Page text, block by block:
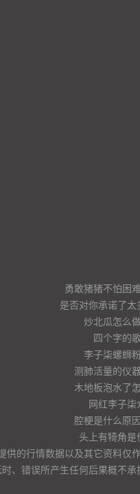
勇敢猪猪不怕困
是否对你承诺了
炒北瓜怎么
四个字的
李子柒螺蛳
测肺活量的仪
木地板泡水了
网红李子柒
腔梗是什么原
头上有犄角是
供的行情数据以及其它资料仅
、错误所产生任何后果概不承